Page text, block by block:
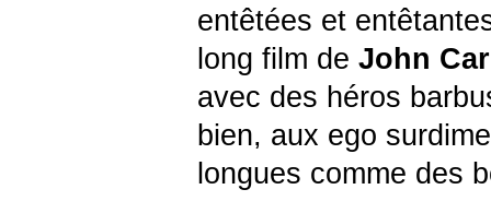
entêtées et
long film de John
avec des héros
bien, aux ego
longues comme des